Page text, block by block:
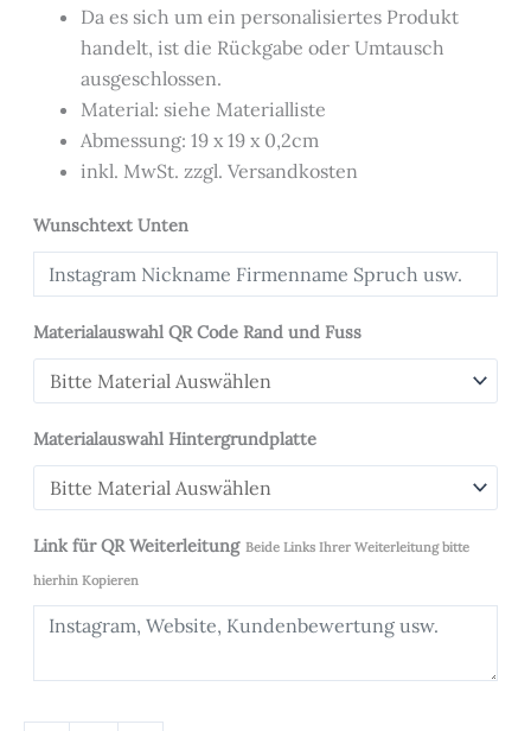
Da es sich um ein personalisiertes Produkt
handelt, ist die Rückgabe oder Umtausch
ausgeschlossen.
Material: siehe Materialliste
Abmessung: 19 x 19 x 0,2cm
inkl. MwSt. zzgl. Versandkosten
Wunschtext Unten
Materialauswahl QR Code Rand und Fuss
Materialauswahl Hintergrundplatte
Link für QR Weiterleitung Beide Links Ihrer Weiterleitung bitte
hierhin Kopieren